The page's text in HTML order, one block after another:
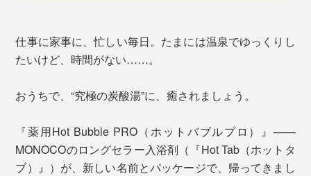
仕事に家事に、忙しい毎日。たまには温泉でゆっくりし
たいけど、時間がない……。
おうちで、“究極の炭酸湯”に、癒されましょう。
『薬用Hot Bubble PRO（ホットバブルプロ）』——
MONOCOのロングセラー入浴剤（『Hot Tab（ホットタ
ブ）』）が、新しい名前とパッケージで、帰ってきまし